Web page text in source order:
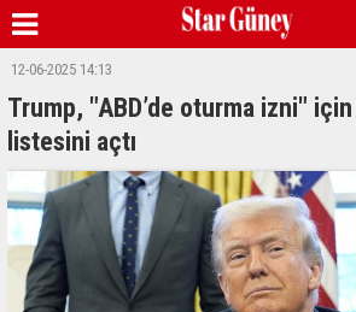
12-06-2025 14:13
Trump, "ABD’de oturma izni"
listesini açtı